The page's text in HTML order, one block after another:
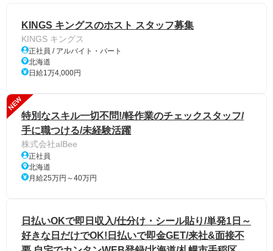
KINGS キングスのホスト スタッフ募集
KINGS キングス
正社員 / アルバイト・パート
北海道
日給1万4,000円
NEW
特別なスキル一切不問!/軽作業のチェックスタッフ/
手に職つける/未経験活躍
株式会社alBee
正社員
北海道
月給25万円～40万円
日払いOKで即日収入/仕分け・シール貼り/単発1日～
好きな日だけでOK!日払いで即金GET/来社&面接不